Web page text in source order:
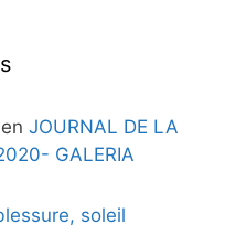
en JOURNAL DE LA
GALERIA
soleil